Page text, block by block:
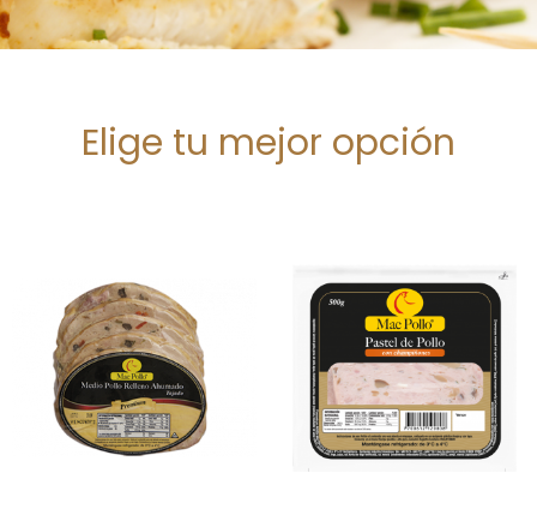
Elige tu mejor opción